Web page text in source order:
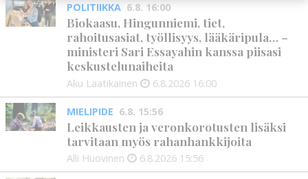
POLITIIKKA 6.8. 16:00
Biokaasu, Hingunniemi, tiet,
rahoitusasiat, työllisyys, lääkäripula… –
ministeri Sari Essayahin kanssa piisasi
keskustelunaiheita
Aku Laatikainen 6.8.2026 16:00
MIELIPIDE 6.8. 15:56
Leikkausten ja veronkorotusten lisäksi
tarvitaan myös rahanhankkijoita
Alli Huovinen 6.8.2026 15:56